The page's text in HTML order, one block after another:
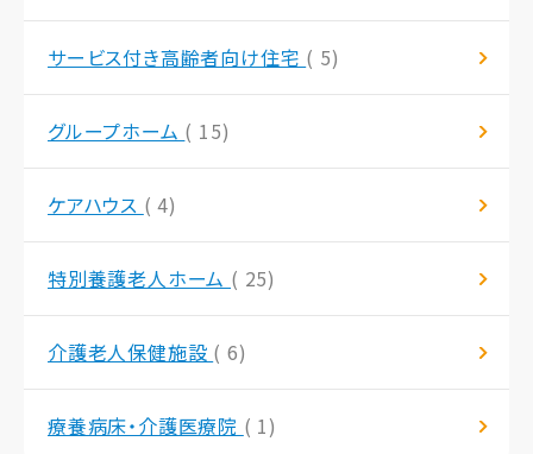
サービス付き高齢者向け住宅 ( 5)
グループホーム ( 15)
ケアハウス ( 4)
特別養護老人ホーム ( 25)
介護老人保健施設 ( 6)
療養病床・介護医療院 ( 1)